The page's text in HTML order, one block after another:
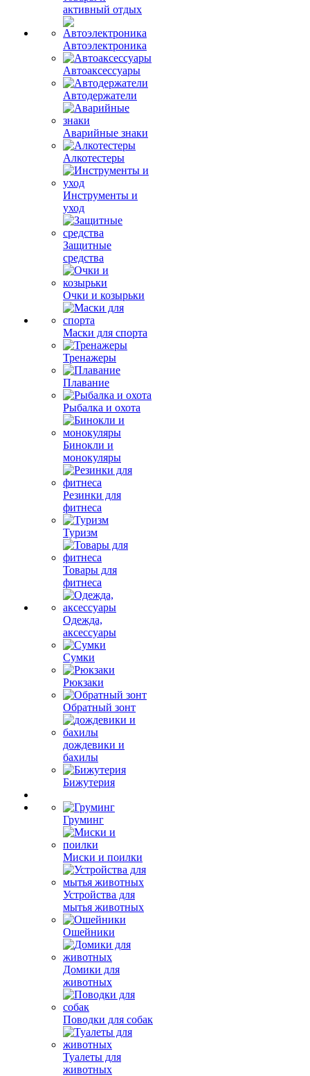
активный отдых
Автоэлектроника
Автоаксессуары
Автодержатели
Аварийные знаки
Алкотестеры
Инструменты и
уход
Защитные
средства
Очки и козырьки
Маски для спорта
Тренажеры
Плавание
Рыбалка и охота
Бинокли и
монокуляры
Резинки для
фитнеса
Туризм
Товары для
фитнеса
Одежда,
аксессуары
Сумки
Рюкзаки
Обратный зонт
дождевики и
бахилы
Бижутерия
Груминг
Миски и поилки
Устройства для
мытья животных
Ошейники
Домики для
животных
Поводки для собак
Туалеты для
животных